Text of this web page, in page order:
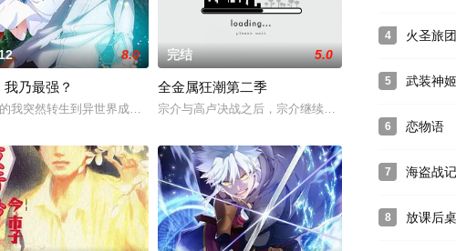
育出来的偶像，都成为“Love 偶像”。榊瑞树（野川樱 配音）是一名性
8.0
我乃最强？
我突然转生到异世界成为了一国王子，但是……我出生第一天就要被杀掉了。就在我
完结 5.0
全金属狂潮第二季
宗介与高卢决战之后，宗介继续担任千鸟的贴身保镖，
4 火圣旅
5 武装神
6 恋物语
7 海盗战记
8 放课后